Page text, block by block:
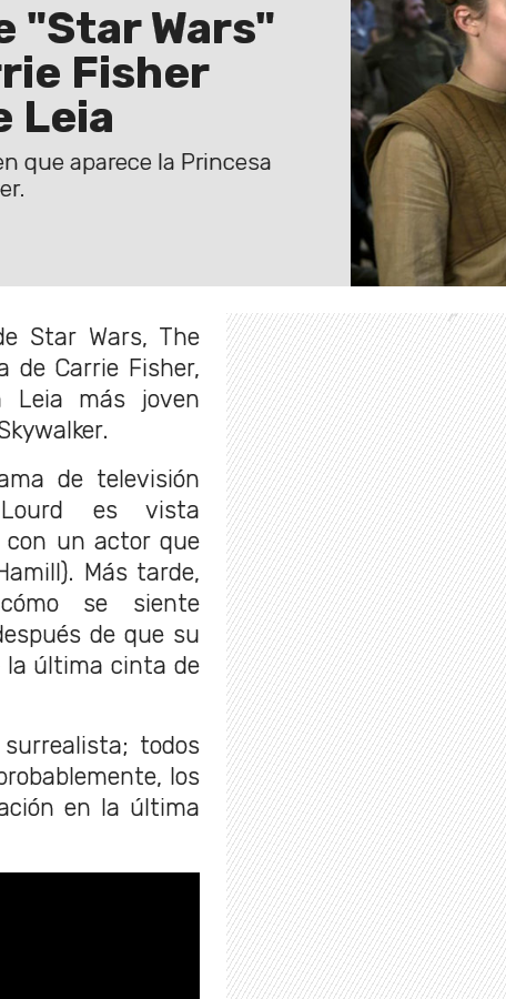
"Star Wars"
Fisher
Leia
que aparece la Princesa
Star Wars, The
de Carrie Fisher,
Leia más joven
de televisión
es vista
con un actor que
Más tarde,
se siente
de que su
la última cinta de
todos
los
en la última